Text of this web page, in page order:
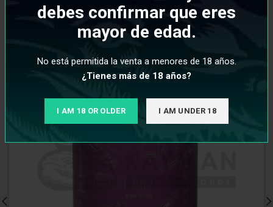
debes confirmar que eres
mayor de edad.
No está permitida la venta a menores de 18 años.
¿Tienes más de 18 años?
I AM 18 OR OLDER I AM UNDER 18